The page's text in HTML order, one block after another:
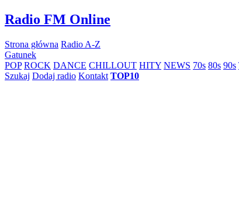
Skip
to
Radio FM Online
Strona główna Radio A-Z
Gatunek
POP ROCK DANCE CHILLOUT HITY NEWS 70s 80s 90s
Szukaj Dodaj radio Kontakt TOP10